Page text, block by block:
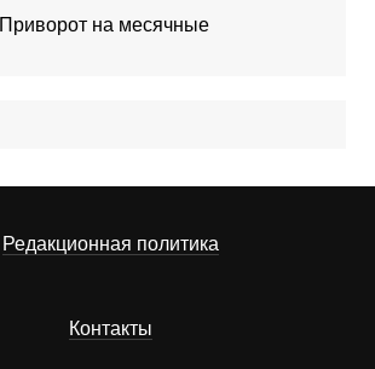
Приворот на месячные
Редакционная политика
Контакты